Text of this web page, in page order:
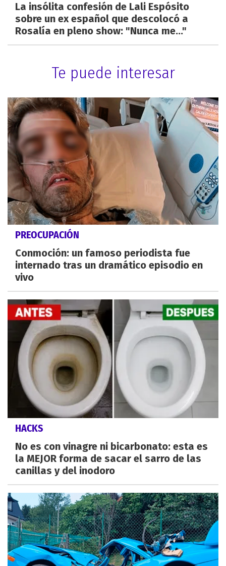
La insólita confesión de Lali Espósito
sobre un ex español que descolocó a
Rosalía en pleno show: "Nunca me..."
Te puede interesar
PREOCUPACIÓN
Conmoción: un famoso periodista fue
internado tras un dramático episodio en
vivo
HACKS
No es con vinagre ni bicarbonato: esta es
la MEJOR forma de sacar el sarro de las
canillas y del inodoro